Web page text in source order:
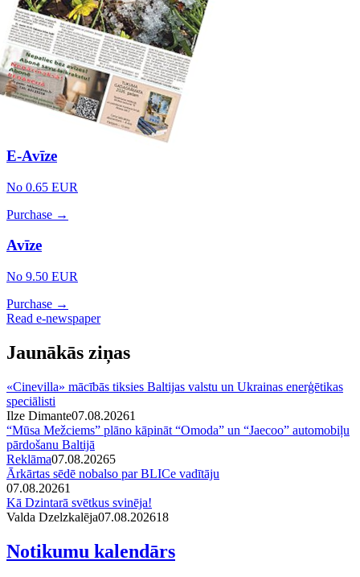
E-Avīze
No 0.65 EUR
Purchase →
Avīze
No 9.50 EUR
Purchase →
Read e-newspaper
Jaunākās ziņas
«Cinevilla» mācībās tiksies Baltijas valstu un Ukrainas enerģētikas
speciālisti
Ilze Dimante07.08.20261
“Mūsa Mežciems” plāno kāpināt “Omoda” un “Jaecoo” automobiļu
pārdošanu Baltijā
Reklāma07.08.20265
Ārkārtas sēdē nobalso par BLICe vadītāju
07.08.20261
Kā Dzintarā svētkus svinēja!
Valda Dzelzkalēja07.08.202618
Notikumu kalendārs